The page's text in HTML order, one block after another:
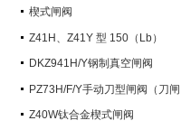
楔式闸阀
Z41H、Z41Y 型 150（Lb）
~600（Lb） 钢制楔式闸阀
DKZ941H/Y钢制真空闸阀
PZ73H/F/Y手动刀型闸阀（刀闸
阀）Z40W钛合金楔式闸阀